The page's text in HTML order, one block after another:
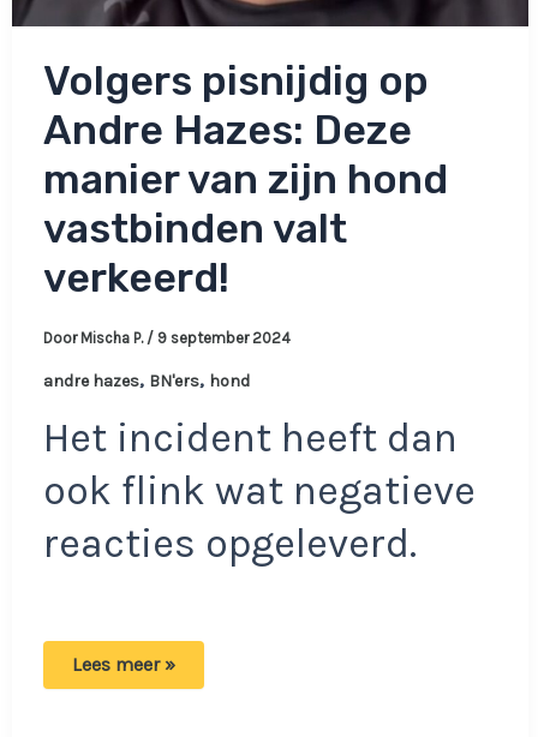
Volgers pisnijdig op
Andre Hazes: Deze
manier van zijn hond
vastbinden valt
verkeerd!
Door Mischa P. / 9 september 2024
andre hazes, BN'ers, hond
Het incident heeft dan
ook flink wat negatieve
reacties opgeleverd.
Volgers
Lees meer »